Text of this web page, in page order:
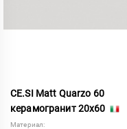
CE.SI Matt Quarzo 60
керамогранит 20x60
Материал: